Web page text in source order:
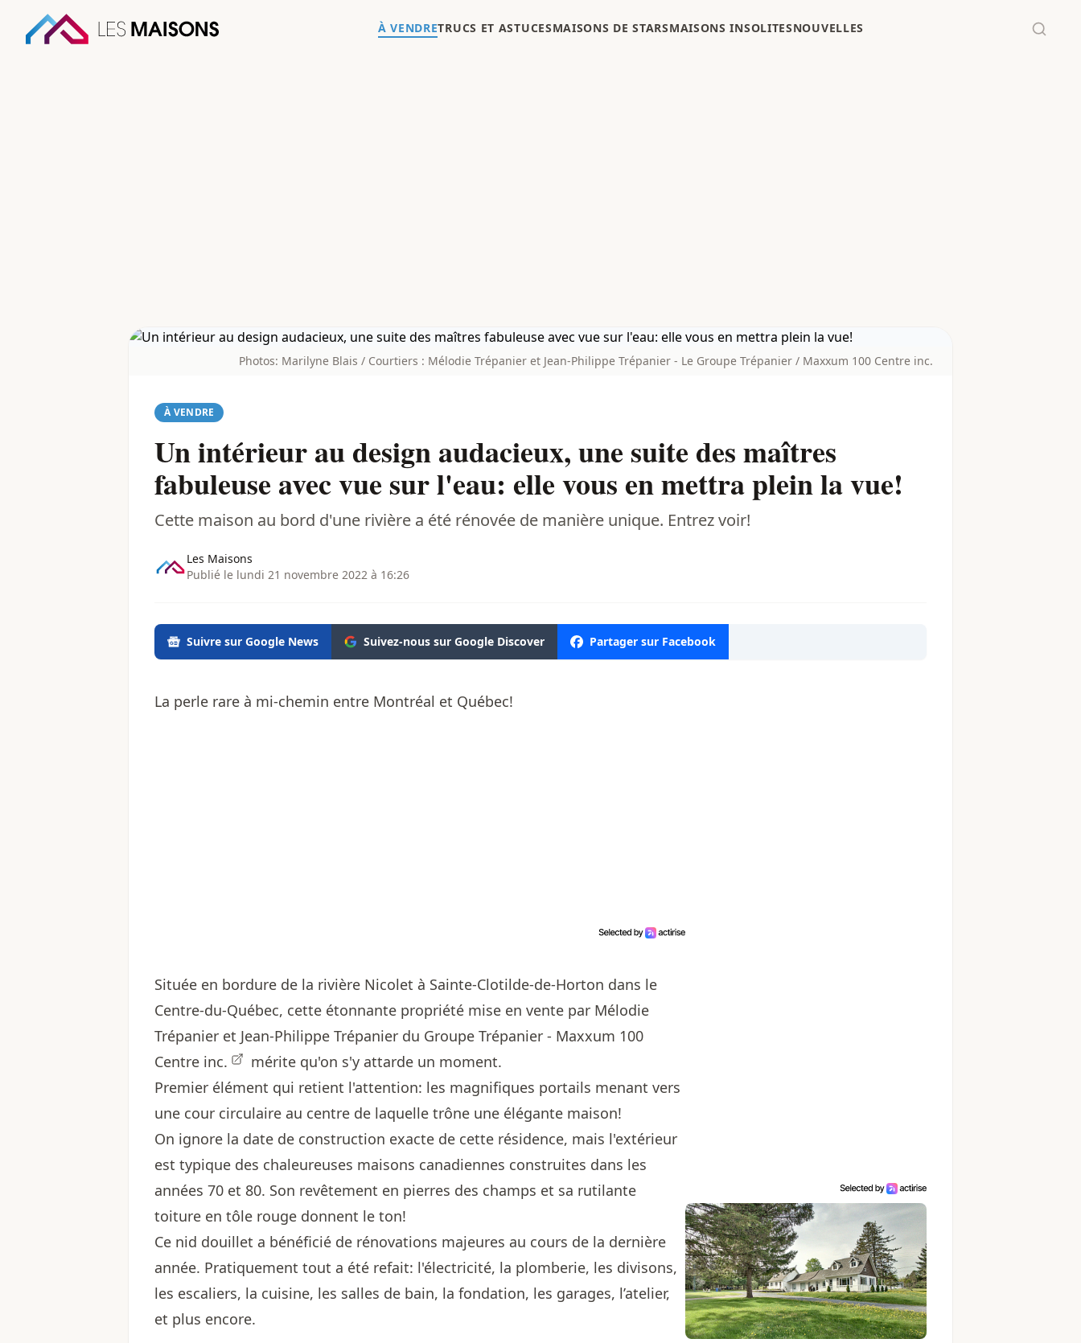
À VENDRETRUCS ET ASTUCESMAISONS DE STARSMAISONS INSOLITESNOUVELLES
Photos: Marilyne Blais / Courtiers : Mélodie Trépanier et Jean-Philippe Trépanier - Le Groupe Trépanier / Maxxum 100 Centre inc.
À VENDRE
Un intérieur au design audacieux, une suite des maîtres
fabuleuse avec vue sur l'eau: elle vous en mettra plein la vue!
Cette maison au bord d'une rivière a été rénovée de manière unique. Entrez voir!
Les Maisons
Publié le lundi 21 novembre 2022 à 16:26
Suivre sur Google News Suivez-nous sur Google Discover Partager sur Facebook
La perle rare à mi-chemin entre Montréal et Québec!
Située en bordure de la rivière Nicolet à Sainte-Clotilde-de-Horton dans le
Centre-du-Québec, cette étonnante propriété mise en vente par Mélodie
Trépanier et Jean-Philippe Trépanier du Groupe Trépanier - Maxxum 100
Centre inc.
mérite qu'on s'y attarde un moment.
Premier élément qui retient l'attention: les magnifiques portails menant vers
une cour circulaire au centre de laquelle trône une élégante maison!
On ignore la date de construction exacte de cette résidence, mais l'extérieur
est typique des chaleureuses maisons canadiennes construites dans les
années 70 et 80. Son revêtement en pierres des champs et sa rutilante
toiture en tôle rouge donnent le ton!
Ce nid douillet a bénéficié de rénovations majeures au cours de la dernière
année. Pratiquement tout a été refait: l'électricité, la plomberie, les divisons,
les escaliers, la cuisine, les salles de bain, la fondation, les garages, l’atelier,
et plus encore.